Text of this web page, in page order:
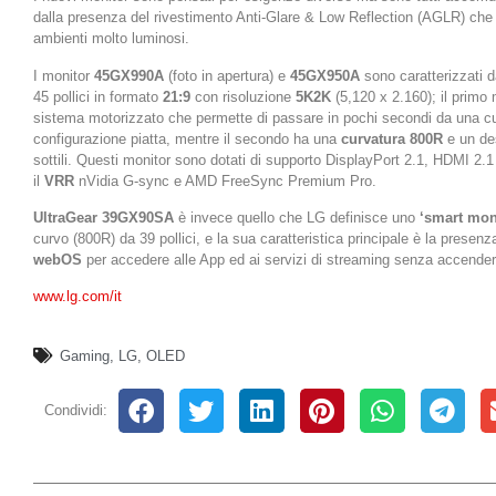
dalla presenza del rivestimento Anti-Glare & Low Reflection (AGLR)
ambienti molto luminosi.
I monitor 45GX990A (foto in apertura) e 45GX950A sono caratterizzati
45 pollici in formato 21:9 con risoluzione 5K2K (5,120 x 2.160); il primo
sistema motorizzato che permette di passare in pochi secondi da una
configurazione piatta, mentre il secondo ha una curvatura 800R e un
sottili. Questi monitor sono dotati di supporto DisplayPort 2.1, HDMI
il VRR nVidia G-sync e AMD FreeSync Premium Pro.
UltraGear 39GX90SA è invece quello che LG definisce uno ‘smart
curvo (800R) da 39 pollici, e la sua caratteristica principale è la
webOS per accedere alle App ed ai servizi di streaming senza
www.lg.com/it
Gaming LG OLED
Condividi: